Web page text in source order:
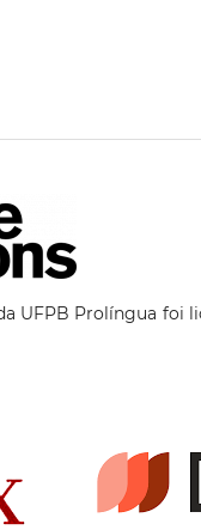
UFPB Prolíngua foi